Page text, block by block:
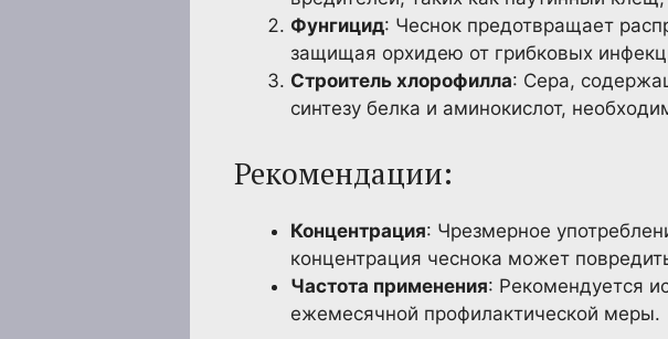
Фунгицид: Чеснок предотвращает
защищая орхидею от грибковых
Строитель хлорофилла: Сера,
синтезу белка и аминокислот,
Рекомендации:
Концентрация: Чрезмерное
концентрация чеснока может
Частота применения: Рекомендуется
ежемесячной профилактической меры.